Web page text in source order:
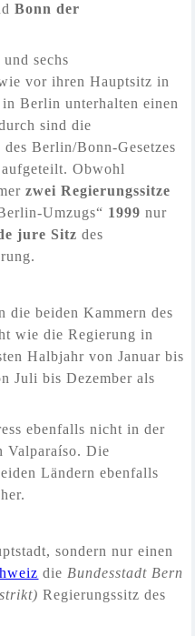
Bonn der
sechs
vor ihren Hauptsitz in
Berlin unterhalten einen
sind die
Berlin/Bonn-Gesetzes
Obwohl
zwei Regierungssitze
Umzugs“ 1999 nur
jure Sitzdes
die beiden Kammern des
wie die Regierung in
Halbjahr von Januar bis
Juli bis Dezember als
ebenfalls nicht in der
Valparaíso. Die
Ländern ebenfalls
sondern nur einen
die Bundesstadt Bern
Regierungssitz des